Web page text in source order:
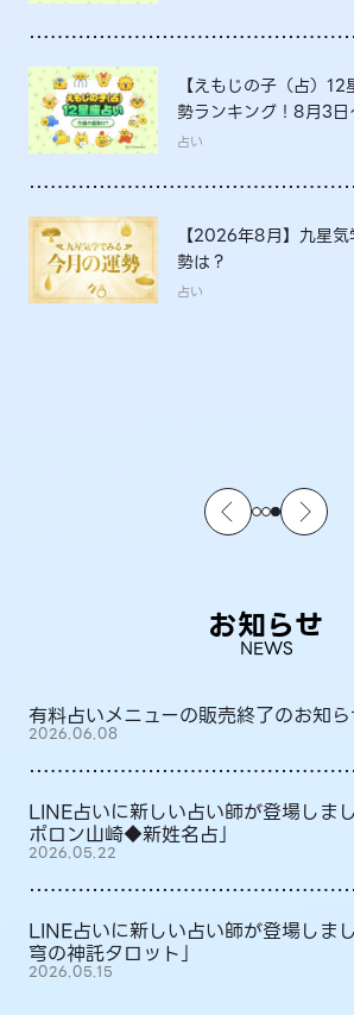
【えもじの子（占）
勢ランキング！8月3
は？
占い
【2026年8月】九星
勢は？
占い
お知らせ
NEWS
有料占いメニューの販売終了のお知
2026.06.08
LINE占いに新しい占い師が登場しま
ポロン山崎◆新姓名占」
2026.05.22
LINE占いに新しい占い師が登場しま
穹の神託タロット」
2026.05.15